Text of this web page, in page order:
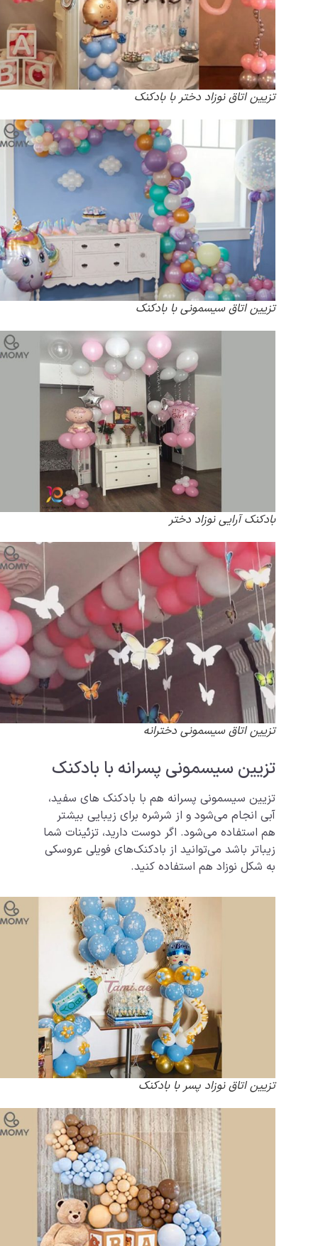
تزیین اتاق نوزاد دختر با بادکنک
تزیین اتاق سیسمونی با بادکنک
بادکنک آرایی نوزاد دختر
تزیین اتاق سیسمونی دخترانه
تزیین سیسمونی پسرانه با بادکنک
تزیین سیسمونی پسرانه هم با بادکنک های سفید،
آبی انجام می‌شود و از شرشره برای زیبایی بیشتر
هم استفاده می‌شود. اگر دوست دارید، تزئینات شما
زیباتر باشد می‌توانید از بادکنک‌های فویلی عروسکی
به شکل نوزاد هم استفاده کنید.
تزیین اتاق نوزاد پسر با بادکنک